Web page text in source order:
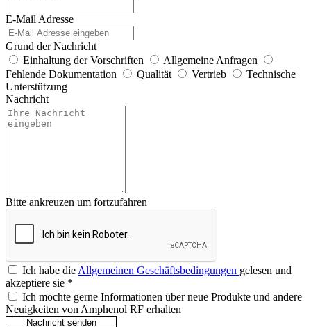
E-Mail Adresse
Grund der Nachricht
Einhaltung der Vorschriften
Allgemeine Anfragen
Fehlende Dokumentation
Qualität Vertrieb
Technische
Unterstützung
Nachricht
Bitte ankreuzen um fortzufahren
Ich habe dieAllgemeinen Geschäftsbedingungen gelesen und
akzeptiere sie *
Ich möchte gerne Informationen über neue Produkte und andere
Neuigkeiten von Amphenol RF erhalten